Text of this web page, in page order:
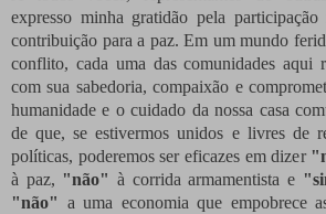
expresso minha gratidão pela
contribuição para a paz. Em um mundo
conflito, cada uma das comunidades aqui
com sua sabedoria, compaixão e
humanidade e o cuidado da nossa casa
de que, se estivermos unidos e livres de
políticas, poderemos ser eficazes em dizer
à paz, "não" à corrida armamentista e
"não" a uma economia que empobrece